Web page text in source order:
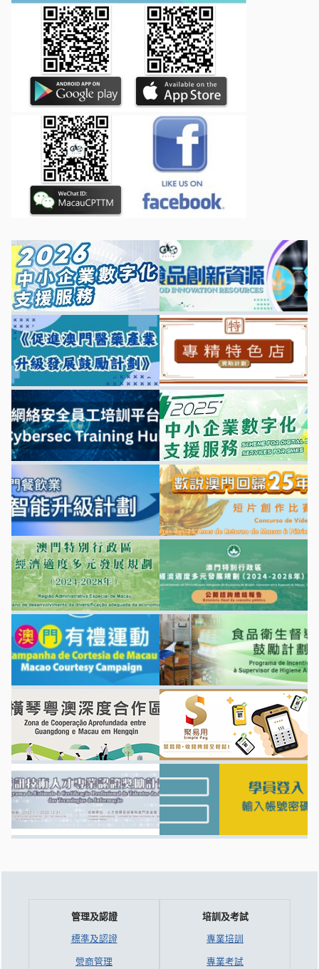
管理及認證
標準及認證
營商管理
培訓及考試
專業培訓
專業考試